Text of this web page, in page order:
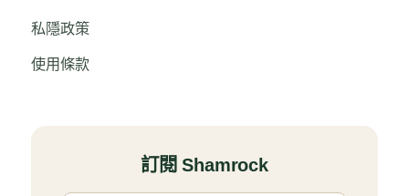
私隱政策
使用條款
訂閱 Shamrock